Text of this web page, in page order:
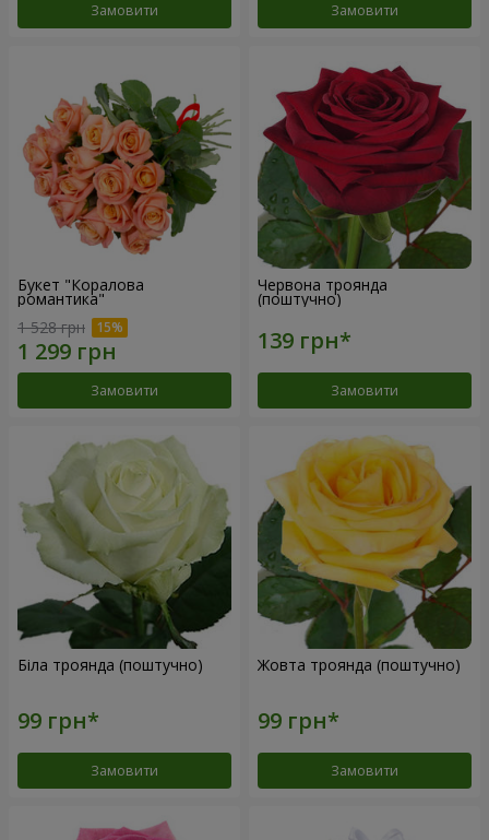
Замовити Замовити
Букет "Коралова
романтика"
1 528 грн
Замовити
Червона троянда
(поштучно)
Замовити
Біла троянда (поштучно)
Замовити
Жовта троянда (поштучно)
Замовити